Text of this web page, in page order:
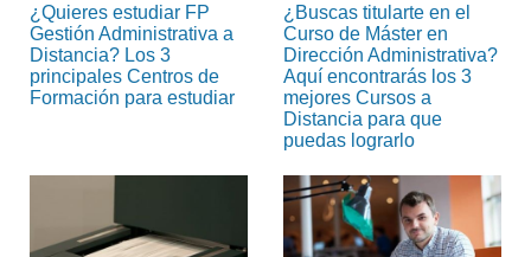
¿Quieres estudiar FP
Gestión Administrativa a
Distancia? Los 3
principales Centros de
Formación para estudiar
¿Buscas titularte en el
Curso de Máster en
Dirección Administrativa?
Aquí encontrarás los 3
mejores Cursos a
Distancia para que
puedas lograrlo